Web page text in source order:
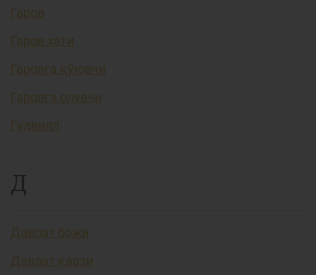
Гаров
Гаров хати
Гаровга қўювчи
Гаровга олувчи
Гудвилл
Д
Давлат божи
Давлат қарзи